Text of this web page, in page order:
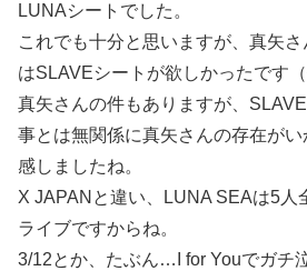
LUNAシートでした。
これでも十分と思いますが、真矢
はSLAVEシートが欲しかったです
真矢さんの件もありますが、
事とは無関係に真矢さんの存在が
感しましたね。
X JAPANと違い、LUNA SEAは5人
ライブですからね。
3/12とか、たぶん…I for Youでガチ